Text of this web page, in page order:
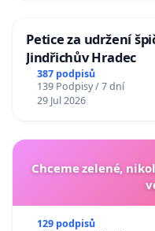
Petice za udržení
Jindřichův Hradec
387 podpisů
139 Podpisy / 7 dní
29 Jul 2026
Chceme zelené,
129 podpisů